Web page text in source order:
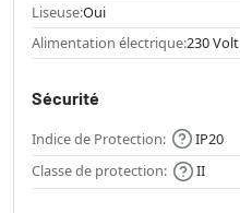
Liseuse:Oui
Alimentation électrique:230 Volt
Sécurité
Indice de Protection:
IP20
Classe de protection:
II